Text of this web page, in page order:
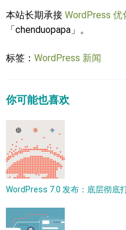
本站长期承接 WordPress 优
「chenduopapa」。
标签： WordPress 新闻
你可能也喜欢
WordPress 7.0 发布：底层彻底